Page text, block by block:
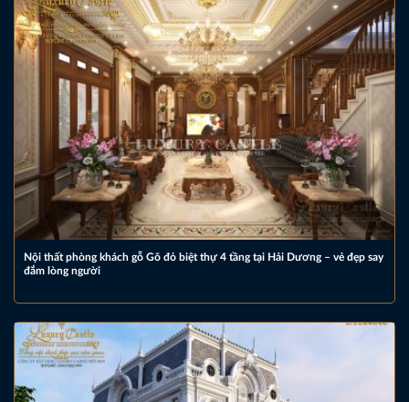
Nội thất phòng khách gỗ Gõ đỏ biệt thự 4 tầng tại Hải Dương – vẻ đẹp say
đắm lòng người